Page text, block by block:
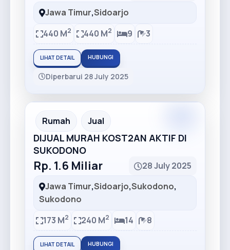
Jawa Timur,Sidoarjo
440 M2 440 M2 9 3
LIHAT DETAIL HUBUNGI
Diperbarui 28 July 2025
Recommended
Rumah Jual
DIJUAL MURAH KOST2AN AKTIF DI
SUKODONO
Rp. 1.6 Miliar
28 July 2025
Jawa Timur,Sidoarjo,Sukodono,
Sukodono
173 M2 240 M2 14 8
LIHAT DETAIL HUBUNGI